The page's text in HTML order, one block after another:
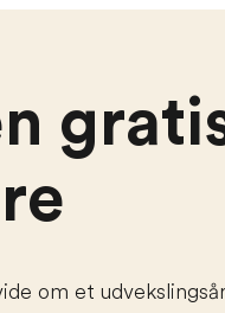
om et